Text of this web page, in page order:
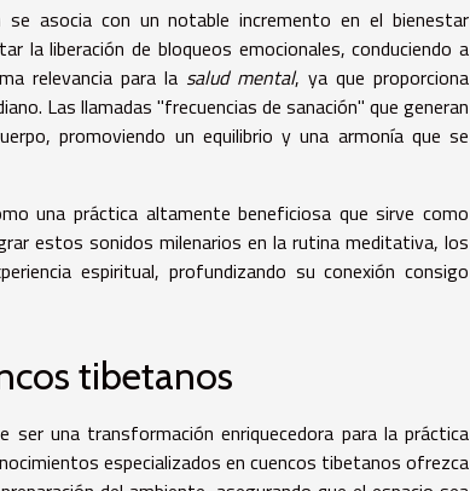
asocia con un notable incremento en el bienestar
la liberación de bloqueos emocionales, conduciendo a
relevancia para la salud mental, ya que proporciona
Las llamadas "frecuencias de sanación" que generan
promoviendo un equilibrio y una armonía que se
una práctica altamente beneficiosa que sirve como
estos sonidos milenarios en la rutina meditativa, los
espiritual, profundizando su conexión consigo
tibetanos
una transformación enriquecedora para la práctica
especializados en cuencos tibetanos ofrezca